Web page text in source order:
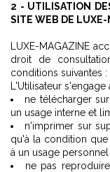
2 - UTILISATION
SITE WEB DE LUXE-
LUXE-MAGAZINE
droit de
conditions suivantes :
L'Utilisateur s'engage
ne télécharger
un usage interne et
n'imprimer sur
qu'à la condition
à un usage personnel
ne pas